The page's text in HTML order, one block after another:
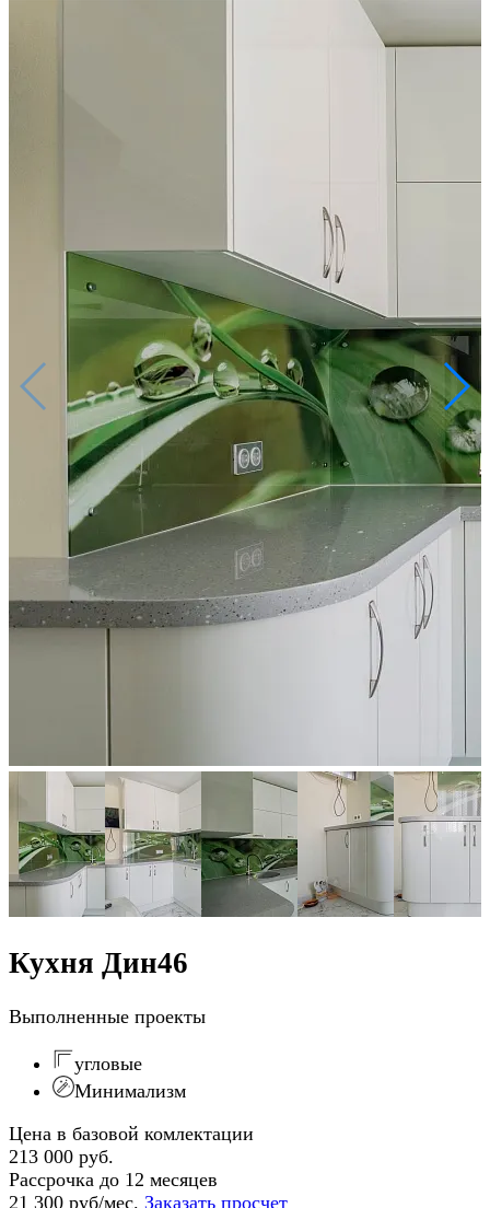
Кухня Дин46
Выполненные проекты
угловые
Минимализм
Цена в базовой комлектации
213 000 руб.
Рассрочка до 12 месяцев
21 300 руб/мес. Заказать просчет